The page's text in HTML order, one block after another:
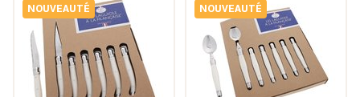
NOUVEAUTÉ NOUVEAUTÉ